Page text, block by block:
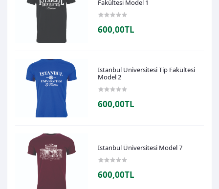
Fakültesi Model 1
600,00TL
Istanbul Üniversitesi Tip Fakültesi
Model 2
600,00TL
Istanbul Üniversitesi Model 7
600,00TL